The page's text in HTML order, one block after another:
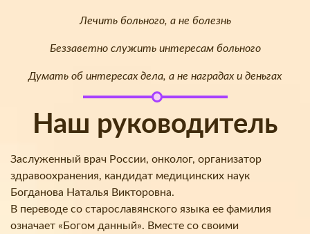
Лечить больного, а не болезнь
Беззаветно служить интересам больного
Думать об интересах дела, а не наградах и деньгах
Наш руководитель
Заслуженный врач России, онколог, организатор
здравоохранения, кандидат медицинских наук
Богданова Наталья Викторовна.
В переводе со старославянского языка ее фамилия
означает «Богом данный». Вместе со своими